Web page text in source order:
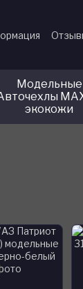
Модельные
экокожи